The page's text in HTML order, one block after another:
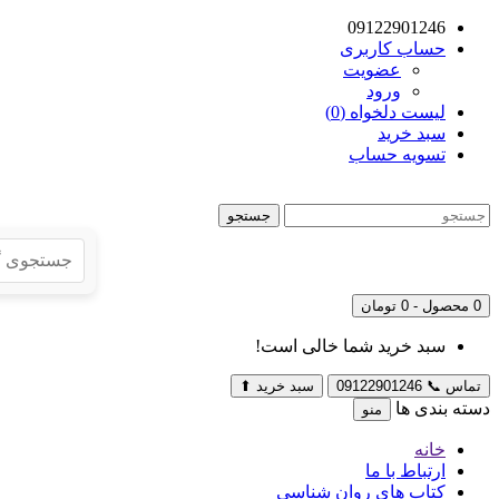
09122901246
حساب کاربری
عضویت
ورود
لیست دلخواه (0)
سبد خرید
تسویه حساب
جستجو
0 محصول - 0 تومان
سبد خرید شما خالی است!
تماس 📞
09122901246 سبد خرید ⬆
دسته بندی ها منو
خانه
ارتباط با ما
کتاب های روان شناسی